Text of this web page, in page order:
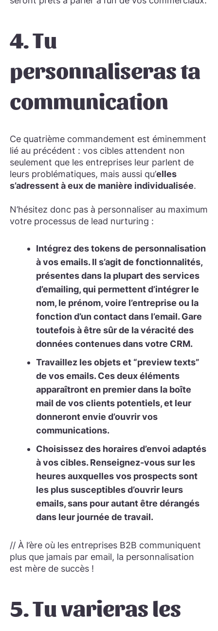
4. Tu
personnaliseras ta
communication
Ce quatrième commandement est éminemment
lié au précédent : vos cibles attendent non
seulement que les entreprises leur parlent de
leurs problématiques, mais aussi qu’elles
s’adressent à eux de manière individualisée.
N’hésitez donc pas à personnaliser au maximum
votre processus de lead nurturing :
Intégrez des tokens de personnalisation
à vos emails.Il s’agit de fonctionnalités,
présentes dans la plupart des services
d’emailing, qui permettent d’intégrer le
nom, le prénom, voire l’entreprise ou la
fonction d’un contact dans l’email. Gare
toutefois à être sûr de la véracité des
données contenues dans votre CRM.
Travaillez les objets et “preview texts”
de vos emails.Ces deux éléments
apparaîtront en premier dans la boîte
mail de vos clients potentiels, et leur
donneront envie d’ouvrir vos
communications.
Choisissez des horaires d’envoi adaptés
à vos cibles.Renseignez-vous sur les
heures auxquelles vos prospects sont
les plus susceptibles d’ouvrir leurs
emails, sans pour autant être dérangés
dans leur journée de travail.
// À l’ère où les entreprises B2B communiquent
plus que jamais par email, la personnalisation
est mère de succès !
5. Tu varieras les